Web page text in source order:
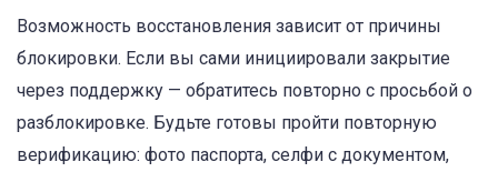
Возможность восстановления зависит от причины
блокировки. Если вы сами инициировали закрытие
через поддержку — обратитесь повторно с просьбой о
разблокировке. Будьте готовы пройти повторную
верификацию: фото паспорта, селфи с документом,